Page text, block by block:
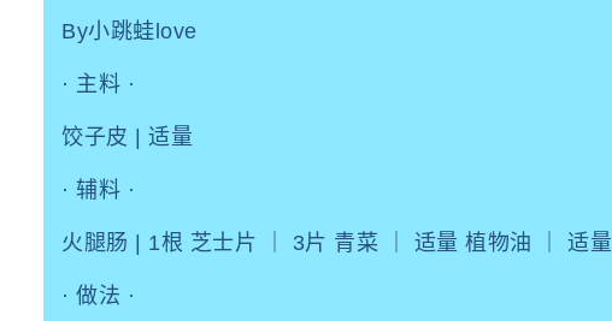
By小跳蛙love
· 主料 ·
饺子皮 | 适量
· 辅料 ·
火腿肠 | 1根 芝士片 ｜ 3片 青菜 ｜ 适量 植物油 ｜ 适量
· 做法 ·